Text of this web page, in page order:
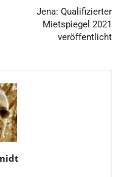
Jena: Qualifizierter
Mietspiegel 2021
veröffentlicht